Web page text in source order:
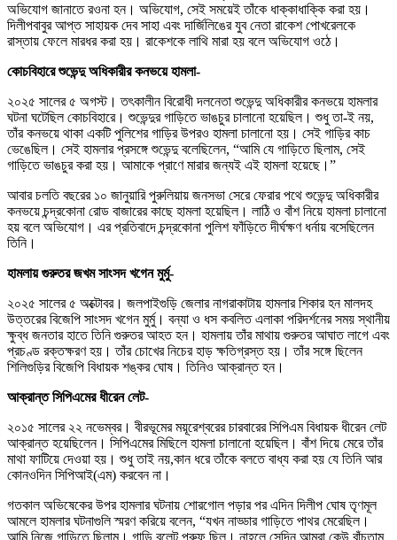
অভিযোগ জানাতে রওনা হন। অভিযোগ, সেই সময়েই তাঁকে ধাক্কাধাক্কি করা হয়।
দিলীপবাবুর আপ্ত সাহায়ক দেব সাহা এবং দার্জিলিঙের যুব নেতা রাকেশ পোখরেলকে
রাস্তায় ফেলে মারধর করা হয়। রাকেশকে লাথি মারা হয় বলে অভিযোগ ওঠে।
কোচবিহারে শুভেন্দু অধিকারীর কনভয়ে হামলা-
২০২৫ সালের ৫ অগস্ট। তৎকালীন বিরোধী দলনেতা শুভেন্দু অধিকারীর কনভয়ে হামলার
ঘটনা ঘটেছিল কোচবিহারে। শুভেন্দুর গাড়িতে ভাঙচুর চালানো হয়েছিল। শুধু তা-ই নয়,
তাঁর কনভয়ে থাকা একটি পুলিশের গাড়ির উপরও হামলা চালানো হয়। সেই গাড়ির কাচ
ভেঙেছিল। সেই হামলার প্রসঙ্গে শুভেন্দু বলেছিলেন, “আমি যে গাড়িতে ছিলাম, সেই
গাড়িতে ভাঙচুর করা হয়। আমাকে প্রাণে মারার জন্যই এই হামলা হয়েছে।”
আবার চলতি বছরের ১০ জানুয়ারি পুরুলিয়ায় জনসভা সেরে ফেরার পথে শুভেন্দু অধিকারীর
কনভয়ে চন্দ্রকোনা রোড বাজারের কাছে হামলা হয়েছিল। লাঠি ও বাঁশ নিয়ে হামলা চালানো
হয় বলে অভিযোগ। এর প্রতিবাদে চন্দ্রকোনা পুলিশ ফাঁড়িতে দীর্ঘক্ষণ ধর্নায় বসেছিলেন
তিনি।
হামলায় গুরুতর জখম সাংসদ খগেন মুর্মু-
২০২৫ সালের ৫ অক্টোবর। জলপাইগুড়ি জেলার নাগরাকাটায় হামলার শিকার হন মালদহ
উত্তরের বিজেপি সাংসদ খগেন মুর্মু। বন্যা ও ধস কবলিত এলাকা পরিদর্শনের সময় স্থানীয়
ক্ষুব্ধ জনতার হাতে তিনি গুরুতর আহত হন। হামলায় তাঁর মাথায় গুরুতর আঘাত লাগে এবং
প্রচণ্ড রক্তক্ষরণ হয়। তাঁর চোখের নিচের হাড় ক্ষতিগ্রস্ত হয়। তাঁর সঙ্গে ছিলেন
শিলিগুড়ির বিজেপি বিধায়ক শঙ্কর ঘোষ। তিনিও আক্রান্ত হন।
আক্রান্ত সিপিএমের ধীরেন লেট-
২০১৫ সালের ২২ নভেম্বর। বীরভূমের ময়ূরেশ্বরের চারবারের সিপিএম বিধায়ক ধীরেন লেট
আক্রান্ত হয়েছিলেন। সিপিএমের মিছিলে হামলা চালানো হয়েছিল। বাঁশ দিয়ে মেরে তাঁর
মাথা ফাটিয়ে দেওয়া হয়। শুধু তাই নয়,কান ধরে তাঁকে বলতে বাধ্য করা হয় যে তিনি আর
কোনওদিন সিপিআই(এম) করবেন না।
গতকাল অভিষেকের উপর হামলার ঘটনায় শোরগোল পড়ার পর এদিন দিলীপ ঘোষ তৃণমূল
আমলে হামলার ঘটনাগুলি স্মরণ করিয়ে বলেন, “যখন নাড্ডার গাড়িতে পাথর মেরেছিল।
আমি নিজে গাড়িতে ছিলাম। গাড়ি বুলেট প্রুফ ছিল। নাহলে সেদিন আমরা কেউ বাঁচতাম